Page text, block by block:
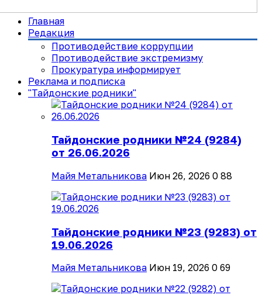
Главная
Редакция
Противодействие коррупции
Противодействие экстремизму
Прокуратура информирует
Реклама и подписка
"Тайдонские родники"
Тайдонские родники №24 (9284)
от 26.06.2026
Майя Метальникова Июн 26, 2026 0 88
Тайдонские родники №23 (9283) от
19.06.2026
Майя Метальникова Июн 19, 2026 0 69